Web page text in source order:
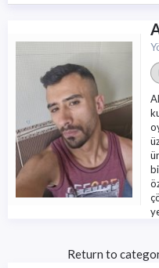
Return to